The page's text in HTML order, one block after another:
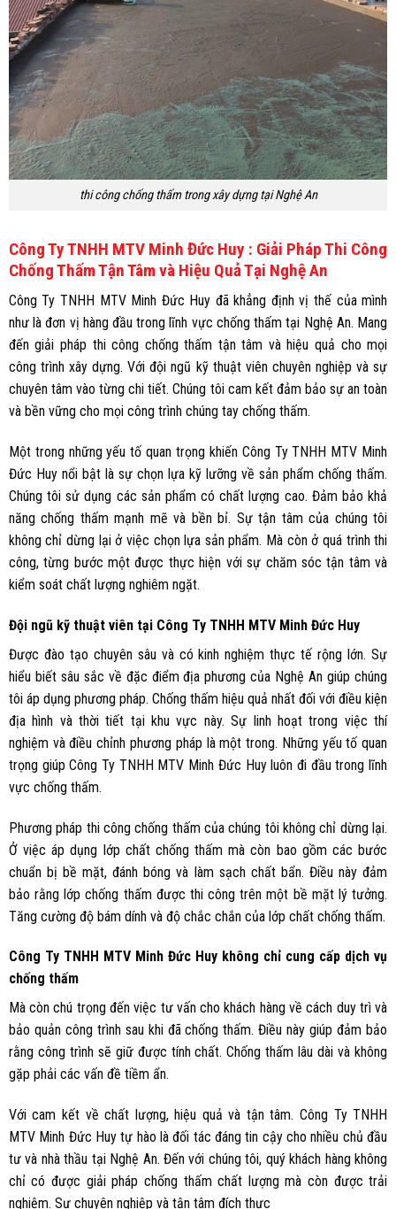
thi công chống thấm trong xây dựng tại Nghệ An
Công Ty TNHH MTV Minh Đức Huy : Giải Pháp Thi Công
Chống Thấm Tận Tâm và Hiệu Quả Tại Nghệ An
Công Ty TNHH MTV Minh Đức Huy đã khẳng định vị thế của mình
như là đơn vị hàng đầu trong lĩnh vực chống thấm tại Nghệ An. Mang
đến giải pháp thi công chống thấm tận tâm và hiệu quả cho mọi
công trình xây dựng. Với đội ngũ kỹ thuật viên chuyên nghiệp và sự
chuyên tâm vào từng chi tiết. Chúng tôi cam kết đảm bảo sự an toàn
và bền vững cho mọi công trình chúng tay chống thấm.
Một trong những yếu tố quan trọng khiến Công Ty TNHH MTV Minh
Đức Huy nổi bật là sự chọn lựa kỹ lưỡng về sản phẩm chống thấm.
Chúng tôi sử dụng các sản phẩm có chất lượng cao. Đảm bảo khả
năng chống thấm mạnh mẽ và bền bỉ. Sự tận tâm của chúng tôi
không chỉ dừng lại ở việc chọn lựa sản phẩm. Mà còn ở quá trình thi
công, từng bước một được thực hiện với sự chăm sóc tận tâm và
kiểm soát chất lượng nghiêm ngặt.
Đội ngũ kỹ thuật viên tại Công Ty TNHH MTV Minh Đức Huy
Được đào tạo chuyên sâu và có kinh nghiệm thực tế rộng lớn. Sự
hiểu biết sâu sắc về đặc điểm địa phương của Nghệ An giúp chúng
tôi áp dụng phương pháp. Chống thấm hiệu quả nhất đối với điều kiện
địa hình và thời tiết tại khu vực này. Sự linh hoạt trong việc thí
nghiệm và điều chỉnh phương pháp là một trong. Những yếu tố quan
trọng giúp Công Ty TNHH MTV Minh Đức Huy luôn đi đầu trong lĩnh
vực chống thấm.
Phương pháp thi công chống thấm của chúng tôi không chỉ dừng lại.
Ở việc áp dụng lớp chất chống thấm mà còn bao gồm các bước
chuẩn bị bề mặt, đánh bóng và làm sạch chất bẩn. Điều này đảm
bảo rằng lớp chống thấm được thi công trên một bề mặt lý tưởng.
Tăng cường độ bám dính và độ chắc chắn của lớp chất chống thấm.
Công Ty TNHH MTV Minh Đức Huy không chỉ cung cấp dịch vụ
chống thấm
Mà còn chú trọng đến việc tư vấn cho khách hàng về cách duy trì và
bảo quản công trình sau khi đã chống thấm. Điều này giúp đảm bảo
rằng công trình sẽ giữ được tính chất. Chống thấm lâu dài và không
gặp phải các vấn đề tiềm ẩn.
Với cam kết về chất lượng, hiệu quả và tận tâm. Công Ty TNHH
MTV Minh Đức Huy tự hào là đối tác đáng tin cậy cho nhiều chủ đầu
tư và nhà thầu tại Nghệ An. Đến với chúng tôi, quý khách hàng không
chỉ có được giải pháp chống thấm chất lượng mà còn được trải
nghiệm. Sự chuyên nghiệp và tận tâm đích thực